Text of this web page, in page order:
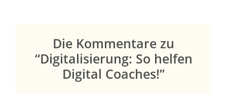
Die Kommentare zu
“Digitalisierung: So helfen
Digital Coaches!”